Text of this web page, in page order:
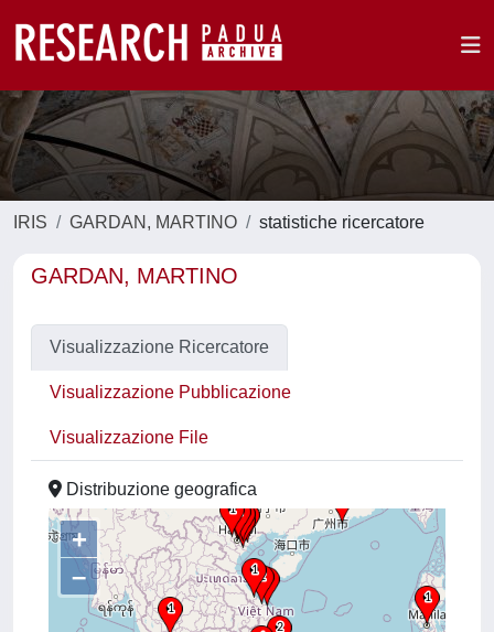
IRIS GARDAN, MARTINO statistiche ricercatore
GARDAN, MARTINO
Visualizzazione Ricercatore
Visualizzazione Pubblicazione
Visualizzazione File
Distribuzione geografica
+
–